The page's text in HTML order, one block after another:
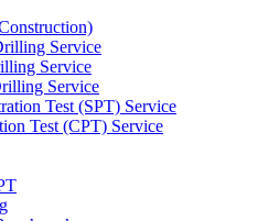
Service
Service
Service
Test (SPT) Service
Test (CPT) Service